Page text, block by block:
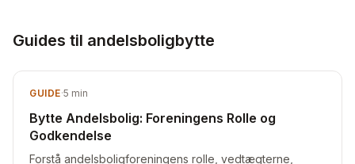
Guides til andelsboligbytte
GUIDE·5 min
Bytte Andelsbolig: Foreningens Rolle og
Godkendelse
Forstå andelsboligforeningens rolle, vedtægterne,